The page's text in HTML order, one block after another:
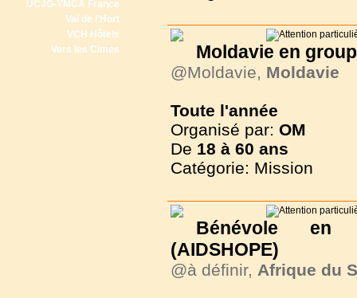
UCJG-YMCA France
Val de l'Hort
VCH Hôtels
Vers les Cimes
Moldavie en
@Moldavie, Moldavie
Toute l'année
Organisé par: OM
De 18 à 60 ans
Catégorie: Mission
Bénévole
(AIDSHOPE)
@à définir, Afrique du